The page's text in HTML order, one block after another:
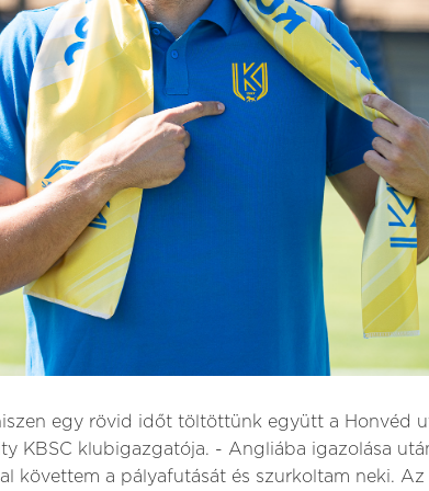
egy rövid időt töltöttünk együtt a Honvéd
KBSC klubigazgatója. - Angliába igazolása
követtem a pályafutását és szurkoltam neki.